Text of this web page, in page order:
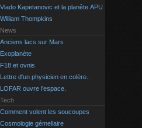
Vlado Kapetanovic et la planête APU
William Thompkins
News
Anciens lacs sur Mars
Exoplanète
F18 et ovnis
Lettre d'un physicien en colère..
LOFAR ouvre l'espace.
Tech
Comment volent les soucoupes
Cosmologie gémellaire